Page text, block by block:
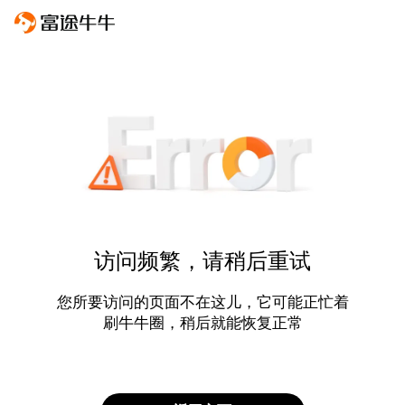
访问频繁，请稍后重试
您所要访问的页面不在这儿，它可能正忙着
刷牛牛圈，稍后就能恢复正常